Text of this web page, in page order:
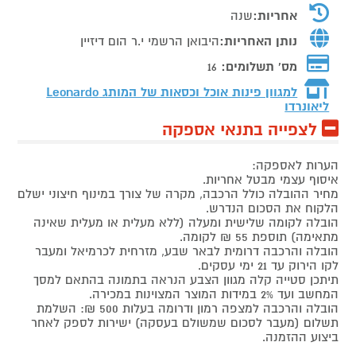
אחריות:שנה
נותן האחריות:היבואן הרשמי י.ר הום דיזיין
מס' תשלומים: 16
למגוון פינות אוכל וכסאות של המותג Leonardo
ליאונרדו
לצפייה בתנאי אספקה
הערות לאספקה:
איסוף עצמי מבטל אחריות.
מחיר ההובלה כולל הרכבה, מקרה של צורך במינוף חיצוני ישלם
הלקוח את הסכום הנדרש.
הובלה לקומה שלישית ומעלה (ללא מעלית או מעלית שאינה
מתאימה) תוספת 55 ₪ לקומה.
הובלה והרכבה דרומית לבאר שבע, מזרחית לכרמיאל ומעבר
לקו הירוק עד 21 ימי עסקים.
תיתכן סטייה קלה מגוון הצבע הנראה בתמונה בהתאם למסך
המחשב ועד 2% במידות המוצר המצוינות במכירה.
הובלה והרכבה למצפה רמון ודרומה בעלות 500 ₪: השלמת
תשלום (מעבר לסכום שמשולם בעסקה) ישירות לספק לאחר
ביצוע ההזמנה.